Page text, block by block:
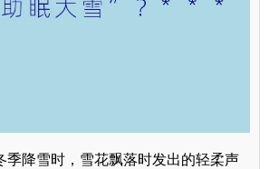
季降雪时，雪花飘落时发出的轻柔声